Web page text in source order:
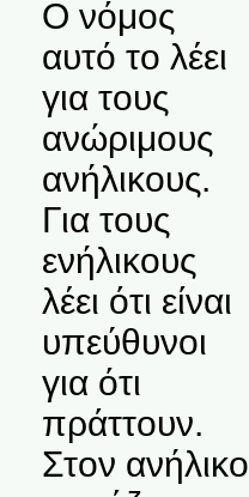
Ο νόμος
αυτό το λέει
για τους
ανώριμους
ανήλικους.
Για τους
ενήλικους
λέει ότι είναι
υπεύθυνοι
για ότι
πράττουν.
Στον ανήλικο